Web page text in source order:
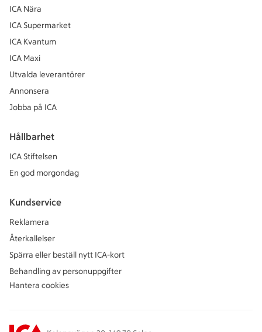
ICA Nära
ICA Supermarket
ICA Kvantum
ICA Maxi
Utvalda leverantörer
Annonsera
Jobba på ICA
Hållbarhet
ICA Stiftelsen
En god morgondag
Kundservice
Reklamera
Återkallelser
Spärra eller beställ nytt ICA-kort
Behandling av personuppgifter
Hantera cookies